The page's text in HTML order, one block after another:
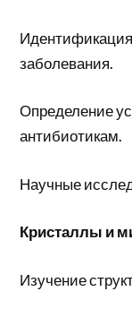
заболевания.
Определение
антибиотикам.
Научные
Кристаллы и
Изучение